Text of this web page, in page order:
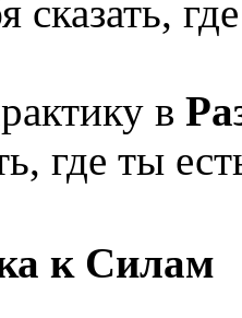
сказать,
в
где ты
к Силам